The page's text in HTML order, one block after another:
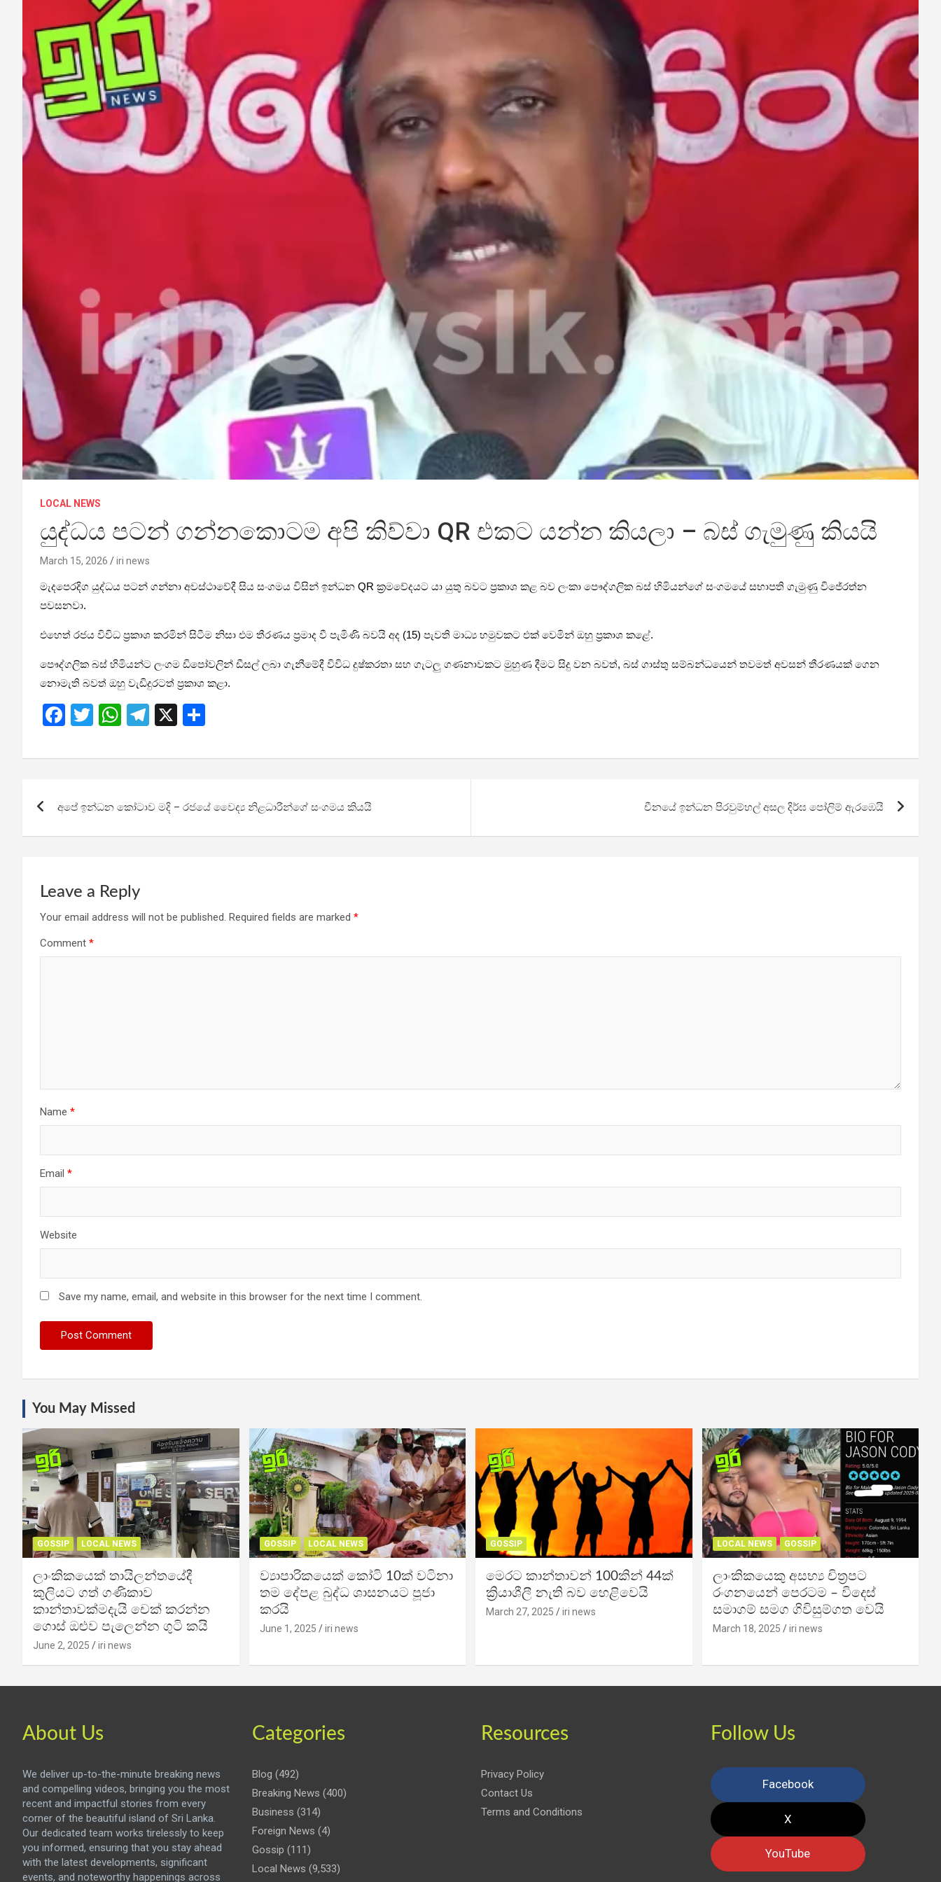
LOCAL NEWS
යුද්ධය පටන් ගන්නකොටම අපි කිව්වා QR එකට යන්න කියලා – බස් ගැමුණු කියයි
March 15, 2026 iri news
මැදපෙරදිග යුද්ධය පටන් ගන්නා අවස්ථාවේදී සිය සංගමය විසින් ඉන්ධන QR ක්‍රමවේදයට යා යුතු බවට ප්‍රකාශ කළ බව ලංකා පෞද්ගලික බස් හිමියන්ගේ සංගමයේ සභාපති ගැමුණු විජේරත්න
පවසනවා.
එහෙත් රජය විවිධ ප්‍රකාශ කරමින් සිටීම නිසා එම තීරණය ප්‍රමාද වී පැමිණි බවයි අද (15) පැවති මාධ්‍ය හමුවකට එක් වෙමින් ඔහු ප්‍රකාශ කළේ.
පෞද්ගලික බස් හිමියන්ට ලංගම ඩිපෝවලින් ඩීසල් ලබා ගැනීමේදී විවිධ දුෂ්කරතා සහ ගැටලු ගණනාවකට මුහුණ දීමට සිදු වන බවත්, බස් ගාස්තු සම්බන්ධයෙන් තවමත් අවසන් තීරණයක් ගෙන
නොමැති බවත් ඔහු වැඩිදුරටත් ප්‍රකාශ කළා.
F
ce
o
T
tt
W
at
A
T
e
a
X
ar
navigation
අපේ ඉන්ධන කෝටාව මදි – රජයේ වෛද්‍ය නිළධාරීන්ගේ සංගමය කියයි චීනයේ ඉන්ධන පිරවුම්හල් අසල දිර්ඝ පෝලිම් ඇරඹෙයි
Leave a Reply
Your email address will not be published. Required fields are marked *
Comment *
Name *
Email *
Website
Save my name, email, and website in this browser for the next time I comment.
You May Missed
GOSSIP LOCAL NEWS
ලාංකිකයෙක් තායිලන්තයේදී
කුලියට ගත් ගණිකාව
කාන්තාවක්මදැයි චෙක් කරන්න
ගොස් ඔළුව පැලෙන්න ගුටි කයි
June 2, 2025 iri news
GOSSIP LOCAL NEWS
ව්‍යාපාරිකයෙක් කෝටි 10ක් වටිනා
තම දේපළ බුද්ධ ශාසනයට පූජා
කරයි
June 1, 2025 iri news
GOSSIP
මෙරට කාන්තාවන් 100කින් 44ක්
ක්‍රියාශීලී නැති බව හෙළිවෙයි
March 27, 2025 iri news
LOCAL NEWS GOSSIP
ලාංකිකයෙකු අසභ්‍ය චිත්‍රපට
රංගනයෙන් පෙරටම – විදෙස්
සමාගම් සමග ගිවිසුම්ගත වෙයි
March 18, 2025 iri news
About Us
We deliver up-to-the-minute breaking news
and compelling videos, bringing you the most
recent and impactful stories from every
corner of the beautiful island of Sri Lanka.
Our dedicated team works tirelessly to keep
you informed, ensuring that you stay ahead
with the latest developments, significant
events, and noteworthy happenings across
Categories
Blog (492)
Breaking News (400)
Business (314)
Foreign News (4)
Gossip (111)
Local News (9,533)
Resources
Privacy Policy
Contact Us
Terms and Conditions
Follow Us
Facebook
X
YouTube